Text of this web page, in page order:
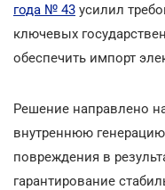
года № 43 усилил
ключевых
обеспечить импорт
Решение направлено
внутреннюю
повреждения в
гарантирование